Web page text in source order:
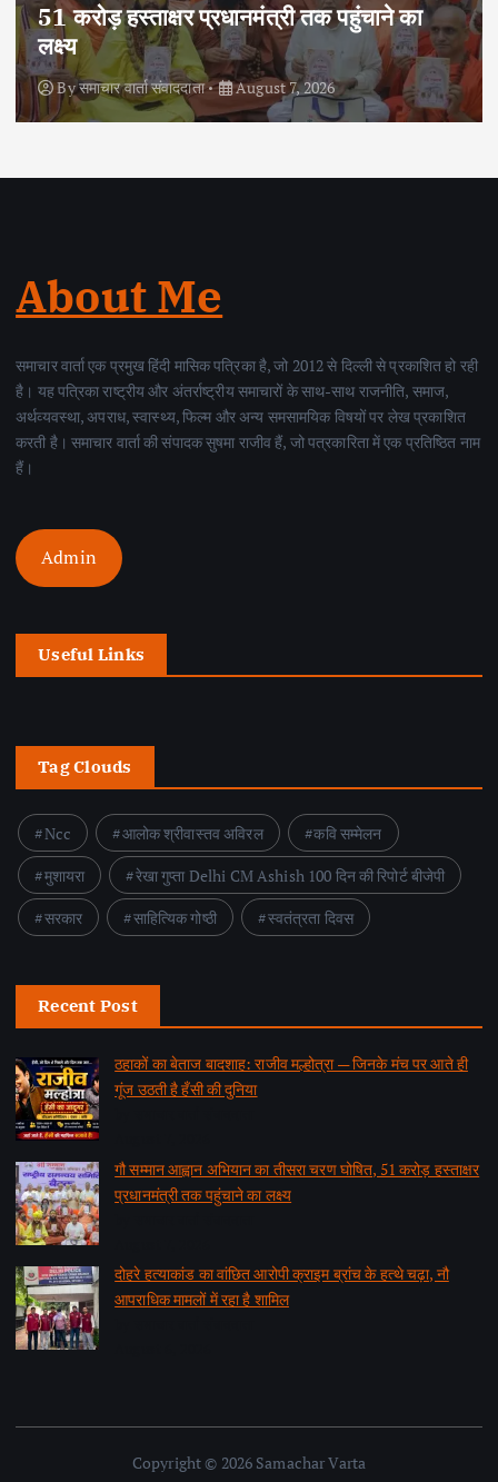
दोहरे हत्याकांड का वांछित आरोपी क्राइम ब्रांच के
हत्थे चढ़ा, नौ आपराधिक मामलों में रहा है शामिल
Byसमाचार वार्ता संवाददाता August 6, 2026
About Me
समाचार वार्ता एक प्रमुख हिंदी मासिक पत्रिका है, जो 2012 से दिल्ली से प्रकाशित हो रही
है। यह पत्रिका राष्ट्रीय और अंतर्राष्ट्रीय समाचारों के साथ-साथ राजनीति, समाज,
अर्थव्यवस्था, अपराध, स्वास्थ्य, फिल्म और अन्य समसामयिक विषयों पर लेख प्रकाशित
करती है। समाचार वार्ता की संपादक सुषमा राजीव हैं, जो पत्रकारिता में एक प्रतिष्ठित नाम
हैं।
Admin
Useful Links
Tag Clouds
Ncc आलोक श्रीवास्तव अविरल
कवि सम्मेलन
मुशायरा
रेखा गुप्ता Delhi CM Ashish 100 दिन की रिपोर्ट बीजेपी
सरकार
साहित्यिक गोष्ठी स्वतंत्रता दिवस
Recent Post
ठहाकों का बेताज बादशाह: राजीव मल्होत्रा — जिनके मंच पर आते ही
गूंज उठती है हँसी की दुनिया
गौ सम्मान आह्वान अभियान का तीसरा चरण घोषित, 51 करोड़ हस्ताक्षर
प्रधानमंत्री तक पहुंचाने का लक्ष्य
दोहरे हत्याकांड का वांछित आरोपी क्राइम ब्रांच के हत्थे चढ़ा, नौ
आपराधिक मामलों में रहा है शामिल
Copyright © 2026 Samachar Varta